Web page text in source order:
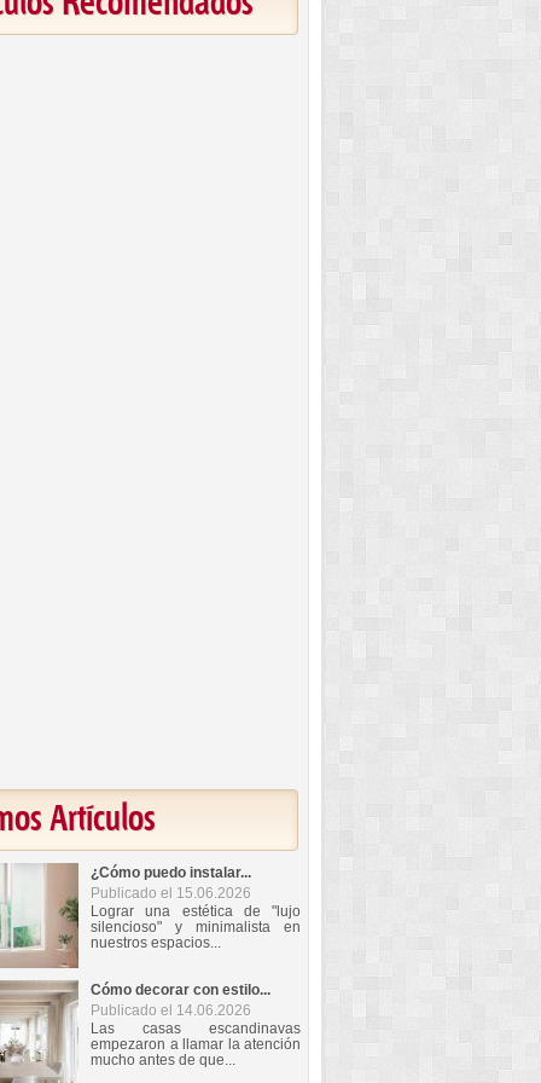
Artículos
¿Cómo puedo instalar...
Publicado el 15.06.2026
Lograr una estética de "lujo
silencioso" y minimalista en
nuestros espacios...
Cómo decorar con estilo...
Publicado el 14.06.2026
Las casas escandinavas
empezaron a llamar la atención
mucho antes de que...